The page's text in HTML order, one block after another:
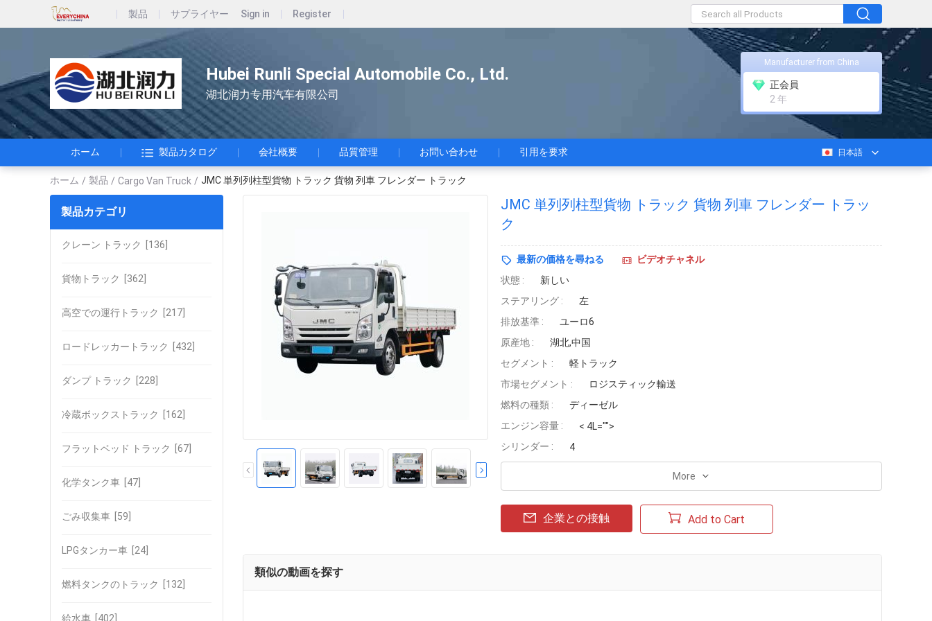
製品 サプライヤー Sign in Register
Hubei Runli Special Automobile Co., Ltd.
湖北润力专用汽车有限公司
Manufacturer from China
正会員
2 年
ホーム 製品カタログ 会社概要 品質管理 お問い合わせ 引用を要求 日本語
ホーム / 製品 / Cargo Van Truck / JMC 単列列柱型貨物 トラック 貨物 列車 フレンダー トラック
製品カテゴリ
クレーン トラック [136]
貨物トラック [362]
高空での運行トラック [217]
ロードレッカートラック [432]
ダンプ トラック [228]
冷蔵ボックストラック [162]
フラットベッド トラック [67]
化学タンク車 [47]
ごみ収集車 [59]
LPGタンカー車 [24]
燃料タンクのトラック [132]
給水車 [402]
JMC 単列列柱型貨物 トラック 貨物 列車 フレンダー トラッ
ク
最新の価格を尋ねる
ビデオチャネル
状態 :
新しい
ステアリング :
左
排放基準 :
ユーロ6
原産地 :
湖北,中国
セグメント :
軽トラック
市場セグメント :
ロジスティック輸送
燃料の種類 :
ディーゼル
エンジン容量 :
< 4L="">
シリンダー :
4
More
企業との接触 Add to Cart
類似の動画を探す